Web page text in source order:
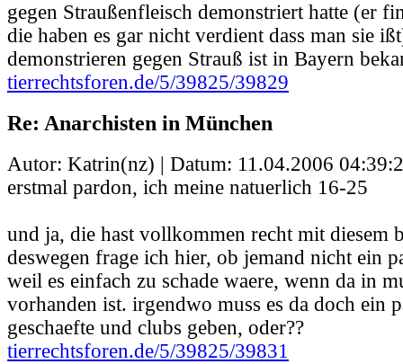
gegen Straußenfleisch demonstriert hatte (er
die haben es gar nicht verdient dass man sie
demonstrieren gegen Strauß ist in Bayern
tierrechtsforen.de/5/39825/39829
Re: Anarchisten in München
Autor: Katrin(nz) | Datum: 11.04.2006
erstmal pardon, ich meine natuerlich 16-25
und ja, die hast vollkommen recht mit diesem
deswegen frage ich hier, ob jemand nicht ein
weil es einfach zu schade waere, wenn da in
vorhanden ist. irgendwo muss es da doch ein
geschaefte und clubs geben, oder??
tierrechtsforen.de/5/39825/39831